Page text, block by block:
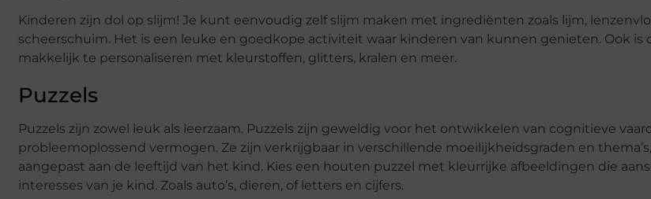
Kinderen zijn dol op slijm! Je kunt eenvoudig zelf slijm maken met ingrediënten zoals lijm,
scheerschuim. Het is een leuke en goedkope activiteit waar kinderen van kunnen genieten. Ook is
makkelijk te personaliseren met kleurstoffen, glitters, kralen en meer.
Puzzels
Puzzels zijn zowel leuk als leerzaam. Puzzels zijn geweldig voor het ontwikkelen van cognitieve
probleemoplossend vermogen. Ze zijn verkrijgbaar in verschillende moeilijkheidsgraden en
aangepast aan de leeftijd van het kind. Kies een houten puzzel met kleurrijke afbeeldingen die
interesses van je kind. Zoals auto’s, dieren, of letters en cijfers.